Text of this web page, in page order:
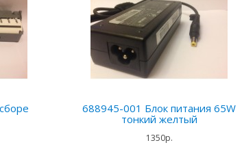
688945-001 Блок питания 65W
тонкий желтый
1350р.